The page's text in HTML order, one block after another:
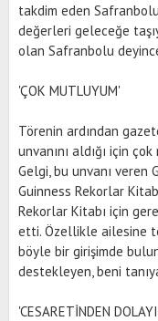
takdim eden
değerleri geleceğe
olan Safranbolu
'ÇOK MUTLUYUM'
Törenin ardından
unvanını aldığı için
Gelgi, bu unvanı veren
Guinness Rekorlar
Rekorlar Kitabı için
etti. Özellikle ailesine
böyle bir girişimde
destekleyen, beni
'CESARETİNDEN